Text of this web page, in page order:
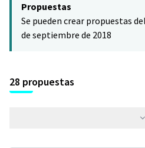
−
Propuestas
Se pueden crear propuestas
de septiembre de 2018
28 propuestas